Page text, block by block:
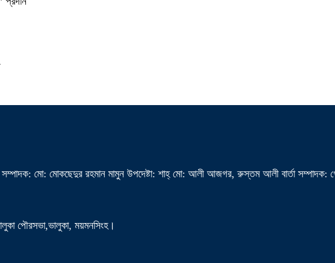
মো: মোকছেদুর রহমান মামুন উপদেষ্টা: শাহ্ মো: আলী আজগর, রুস্তম আলী বার্তা সম্পাদক:
পৌরসভা,ভালুকা, ময়মনসিংহ।